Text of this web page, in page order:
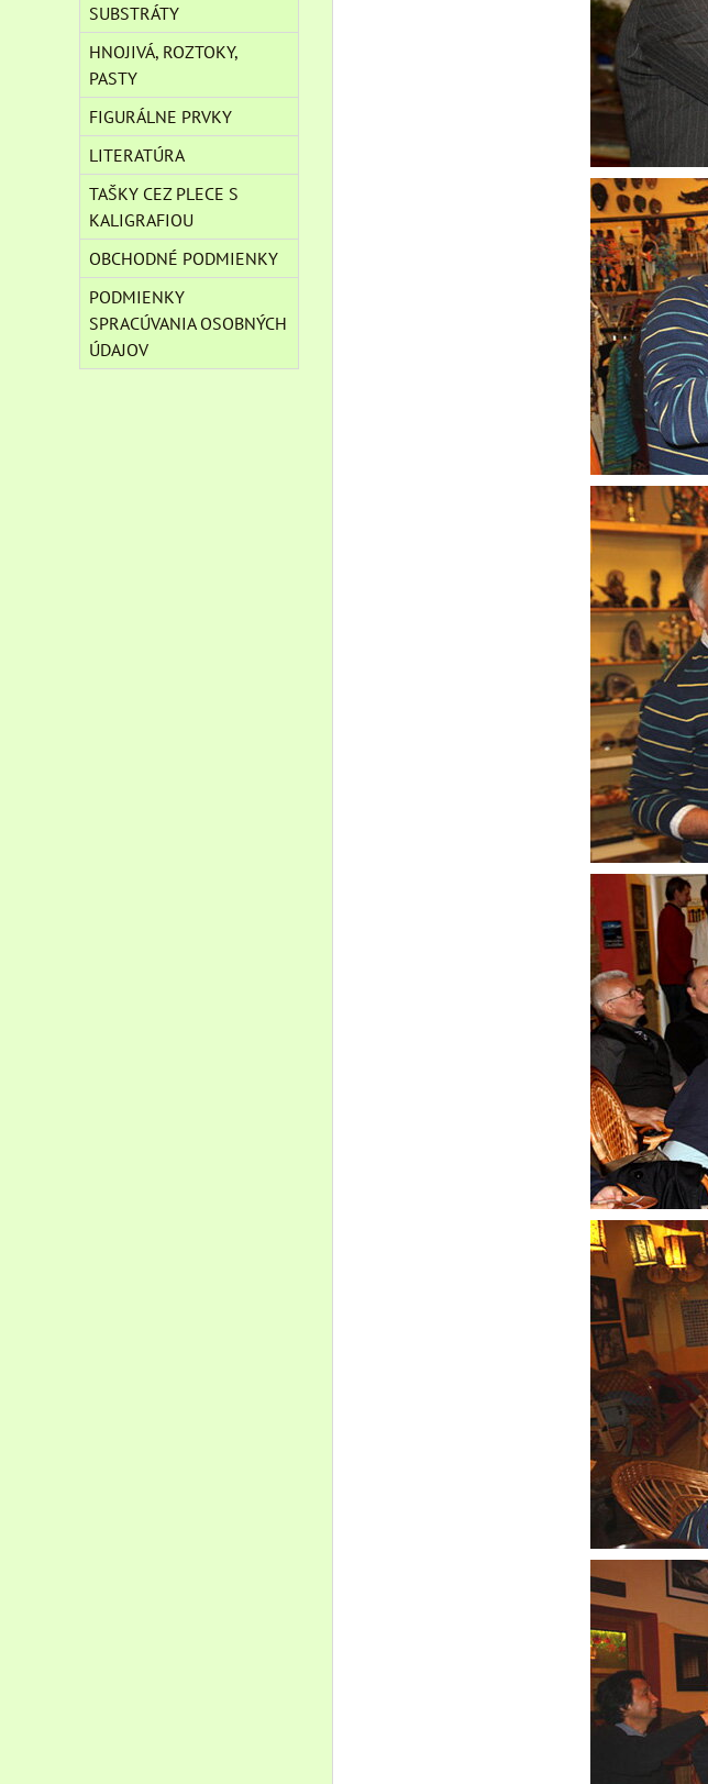
SUBSTRÁTY
HNOJIVÁ, ROZTOKY,
PASTY
FIGURÁLNE PRVKY
LITERATÚRA
TAŠKY CEZ PLECE S
KALIGRAFIOU
OBCHODNÉ PODMIENKY
PODMIENKY
SPRACÚVANIA OSOBNÝCH
ÚDAJOV